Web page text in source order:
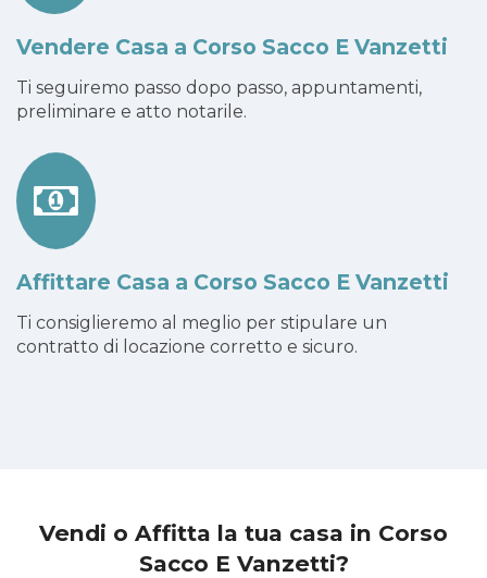
Vendere Casa a Corso Sacco E Vanzetti
Ti seguiremo passo dopo passo, appuntamenti,
preliminare e atto notarile.
Affittare Casa a Corso Sacco E Vanzetti
Ti consiglieremo al meglio per stipulare un
contratto di locazione corretto e sicuro.
Vendi o Affitta la tua casa in Corso
Sacco E Vanzetti?